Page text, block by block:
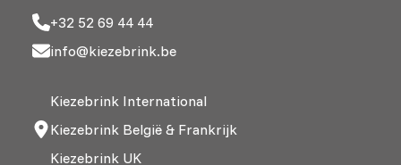
+32 52 69 44 44
info@kiezebrink.be
Kiezebrink International
Kiezebrink België & Frankrijk
Kiezebrink UK